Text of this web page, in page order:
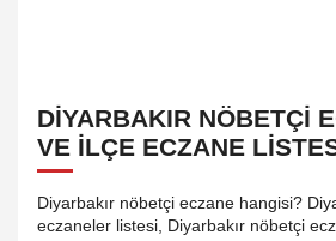
DIYARBAKIR NÖBETÇI
VE İLÇE ECZANE
Diyarbakır nöbetçi eczane hangisi?
eczaneler listesi, Diyarbakır nöbetçi